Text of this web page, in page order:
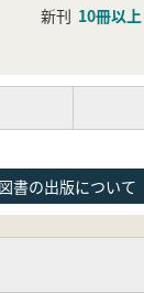
新刊 10冊以上
図書の出版について